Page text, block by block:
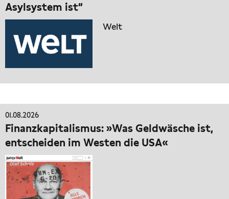
Asylsystem ist“
Welt
01.08.2026
Finanzkapitalismus: »Was Geldwäsche ist,
entscheiden im Westen die USA«